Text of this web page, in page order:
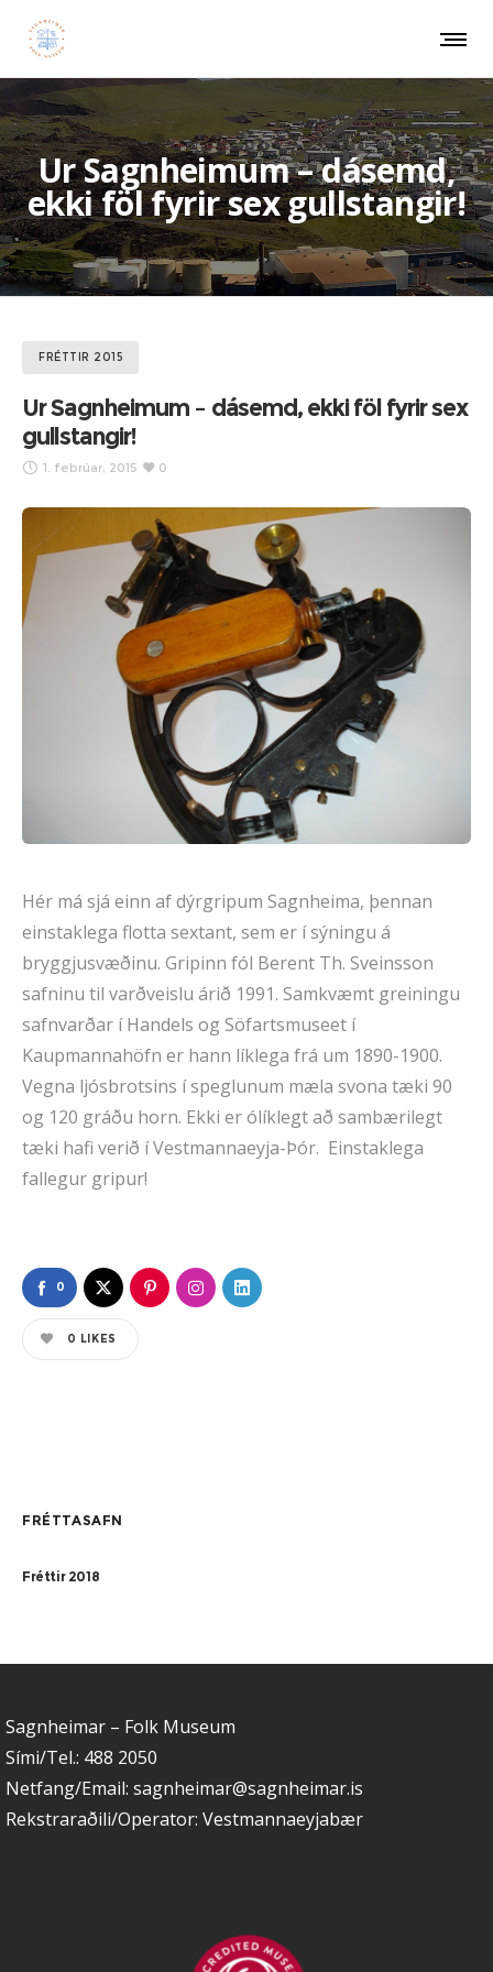
Ur Sagnheimum – dásemd,
ekki föl fyrir sex gullstangir!
FRÉTTIR 2015
Ur Sagnheimum – dásemd, ekki föl fyrir sex
gullstangir!
1. febrúar, 2015 0
Hér má sjá einn af dýrgripum Sagnheima, þennan
einstaklega flotta sextant, sem er í sýningu á
bryggjusvæðinu. Gripinn fól Berent Th. Sveinsson
safninu til varðveislu árið 1991. Samkvæmt greiningu
safnvarðar í Handels og Söfartsmuseet í
Kaupmannahöfn er hann líklega frá um 1890-1900.
Vegna ljósbrotsins í speglunum mæla svona tæki 90
og 120 gráðu horn. Ekki er ólíklegt að sambærilegt
tæki hafi verið í Vestmannaeyja-Þór. Einstaklega
fallegur gripur!
0
0 LIKES
FRÉTTASAFN
Fréttir 2018
Sagnheimar – Folk Museum
Sími/Tel.: 488 2050
Netfang/Email: sagnheimar@sagnheimar.is
Rekstraraðili/Operator: Vestmannaeyjabær